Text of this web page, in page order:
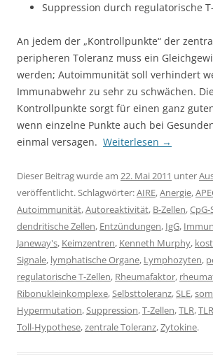
Suppression durch regulatorische
An jedem der „Kontrollpunkte“ der
peripheren Toleranz muss ein
werden; Autoimmunität soll verhindert
Immunabwehr zu sehr zu schwächen.
Kontrollpunkte sorgt für einen ganz
wenn einzelne Punkte auch bei
einmal versagen. Weiterlesen →
Dieser Beitrag wurde am 22. Mai 2011 unter
veröffentlicht. Schlagwörter:AIRE,Anergie,
Autoimmunität,Autoreaktivität, B-Zellen,
dendritische Zellen, Entzündungen, IgG,
Janeway's, Keimzentren, Kenneth Murphy,
Signale, lymphatische Organe, Lymphozyten,
regulatorische T-Zellen, Rheumafaktor,
Ribonukleinkomplexe,Selbsttoleranz,SLE,
Hypermutation,Suppression,T-Zellen,TLR,
Toll-Hypothese,zentrale Toleranz,Zytokine.